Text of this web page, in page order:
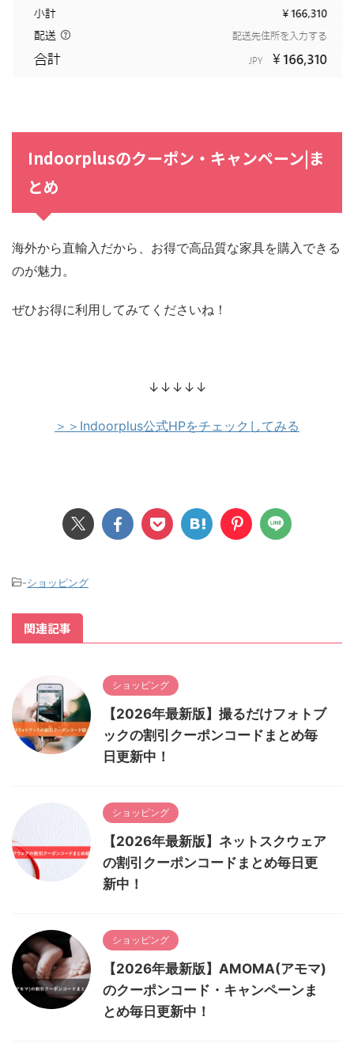
Indoorplusのクーポン・キャンペーン|ま
とめ
海外から直輸入だから、お得で高品質な家具を購入できる
のが魅力。
ぜひお得に利用してみてくださいね！
↓↓↓↓↓
＞＞Indoorplus公式HPをチェックしてみる
-ショッピング
関連記事
ショッピング
【2026年最新版】撮るだけフォトブ
ックの割引クーポンコードまとめ毎
日更新中！
ショッピング
【2026年最新版】ネットスクウェア
の割引クーポンコードまとめ毎日更
新中！
ショッピング
【2026年最新版】AMOMA(アモマ)
のクーポンコード・キャンペーンま
とめ毎日更新中！